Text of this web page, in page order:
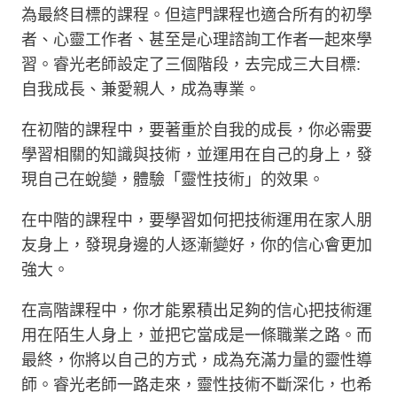
為最終目標的課程。但這門課程也適合所有的初學
者、心靈工作者、甚至是心理諮詢工作者一起來學
習。睿光老師設定了三個階段，去完成三大目標:
自我成長、兼愛親人，成為專業。
在初階的課程中，要著重於自我的成長，你必需要
學習相關的知識與技術，並運用在自己的身上，發
現自己在蛻變，體驗「靈性技術」的效果。
在中階的課程中，要學習如何把技術運用在家人朋
友身上，發現身邊的人逐漸變好，你的信心會更加
強大。
在高階課程中，你才能累積出足夠的信心把技術運
用在陌生人身上，並把它當成是一條職業之路。而
最終，你將以自己的方式，成為充滿力量的靈性導
師。睿光老師一路走來，靈性技術不斷深化，也希